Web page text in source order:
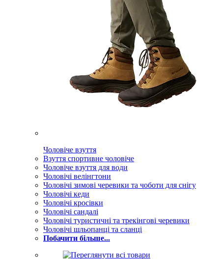
Чоловіче взуття
Взуття спортивне чоловіче
Чоловіче взуття для води
Чоловічі велінгтони
Чоловічі зимові черевики та чоботи для снігу
Чоловічі кеди
Чоловічі кросівки
Чоловічі сандалі
Чоловічі туристичні та трекінгові черевики
Чоловічі шльопанці та сланці
Побачити більше...